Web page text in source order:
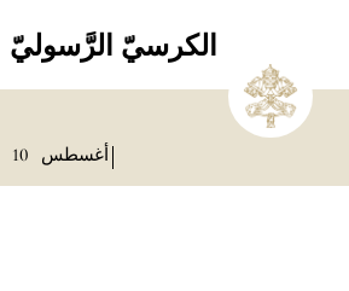
الكرسيّ الرَّسوليّ
أغسطس 10